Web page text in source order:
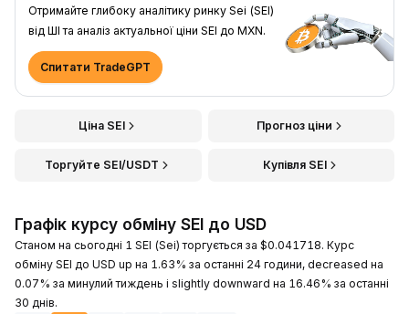
Отримайте глибоку аналітику ринку Sei (SEI)
від ШІ та аналіз актуальної ціни SEI до MXN.
Спитати TradeGPT
Ціна SEI Прогноз ціни
Торгуйте SEI/USDT Купівля SEI
Графік курсу обміну SEI до USD
Станом на сьогодні 1 SEI (Sei) торгується за $0.041718. Курс
обміну SEI до USD up на 1.63% за останні 24 години, decreased на
0.07% за минулий тиждень і slightly downward на 16.46% за останні
30 днів.